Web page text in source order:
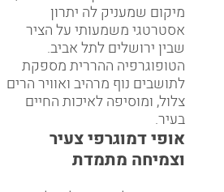
מיקום שמעניק לה יתרון
אסטרטגי משמעותי על הציר
שבין ירושלים לתל אביב.
הטופוגרפיה ההררית מספקת
לתושבים נוף מרהיב ואוויר הרים
צלול, ומוסיפה לאיכות החיים
בעיר.
אופי דמוגרפי צעיר
וצמיחה מתמדת